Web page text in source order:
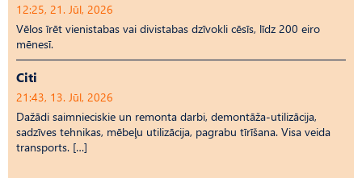
12:25, 21. Jūl, 2026
Vēlos īrēt vienistabas vai divistabas dzīvokli cēsīs, līdz 200 eiro
mēnesī.
Citi
21:43, 13. Jūl, 2026
Dažādi saimnieciskie un remonta darbi, demontāža-utilizācija,
sadzīves tehnikas, mēbeļu utilizācija, pagrabu tīrīšana. Visa veida
transports. […]